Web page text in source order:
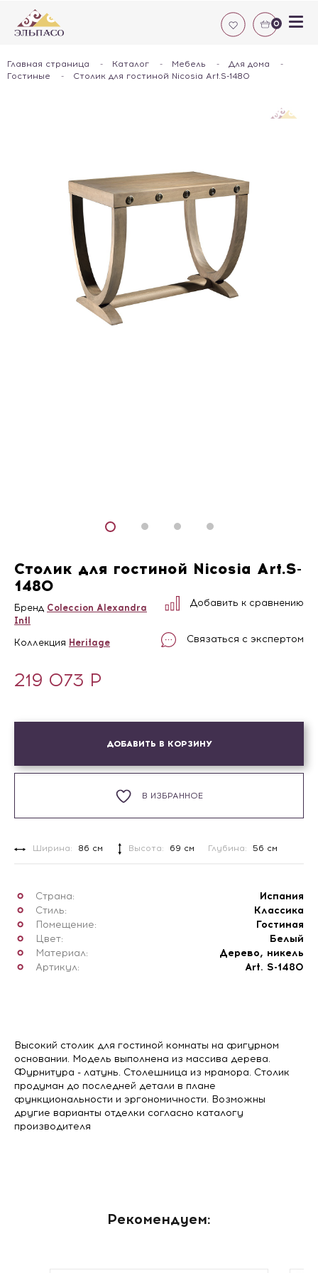
0
Главная страница - Каталог - Мебель - Для дома
-
Гостиные
- Столик для гостиной Nicosia Art.S-1480
Столик для гостиной Nicosia Art.S-
1480
Бренд Coleccion Alexandra
Intl
Коллекция Heritage
219 073 Р
Добавить к сравнению
Связаться с экспертом
ДОБАВИТЬ В КОРЗИНУ
В ИЗБРАННОЕ
Ширина: 86 см Высота: 69 см Глубина: 56 см
Страна:
Испания
Стиль:
Классика
Помещение:
Гостиная
Цвет:
Белый
Материал:
Дерево, никель
Артикул:
Art. S-1480
Высокий столик для гостиной комнаты на фигурном
основании. Модель выполнена из массива дерева.
Фурнитура - латунь. Столешница из мрамора. Столик
продуман до последней детали в плане
функциональности и эргономичности. Возможны
другие варианты отделки согласно каталогу
производителя
Рекомендуем: